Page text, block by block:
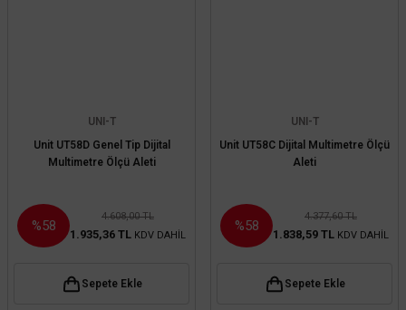
UNI-T
Unit UT58D Genel Tip Dijital
Multimetre Ölçü Aleti
%58
4.608,00 TL
1.935,36 TL KDV DAHİL
Sepete Ekle
UNI-T
Unit UT58C Dijital Multimetre Ölçü
Aleti
%58
4.377,60 TL
1.838,59 TL KDV DAHİL
Sepete Ekle